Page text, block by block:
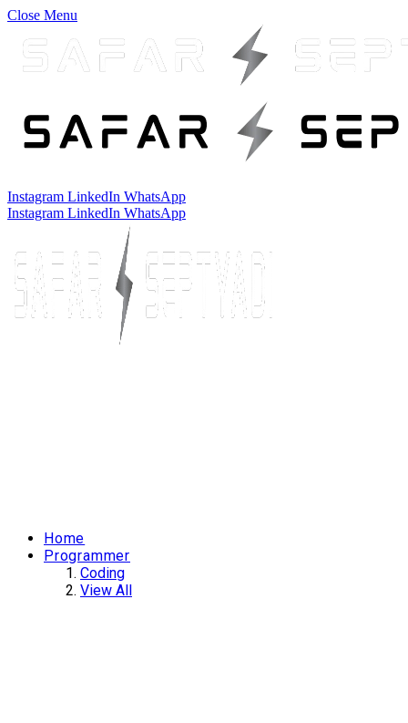
Close Menu
Instagram LinkedIn WhatsApp
Instagram LinkedIn WhatsApp
Home
Programmer
Coding
View All